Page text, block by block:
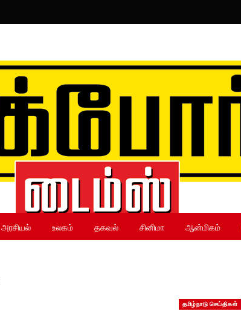
அரசியல் உலகம் தகவல் சினிமா ஆன்மிகம்
தமிழ்நாடு செய்திகள்